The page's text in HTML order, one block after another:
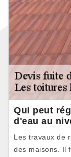
Qui peut
d'eau au
Les travaux de
des maisons. Il